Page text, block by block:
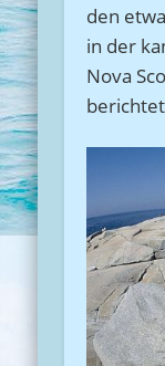
den
in der
Nova